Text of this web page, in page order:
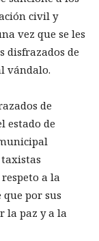
civil y
vez que se les
disfrazados de
vándalo.
de
estado de
a la
por sus
la paz y a la